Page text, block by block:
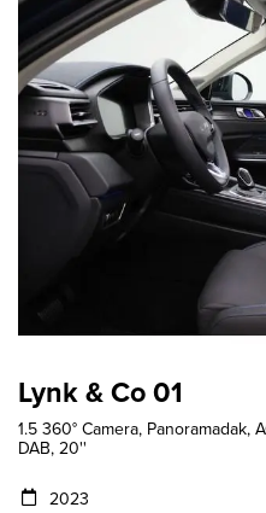
Lynk & Co 01
1.5 360° Camera, Panoramadak,
DAB, 20''
2023